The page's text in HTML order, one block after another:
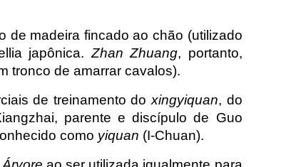
de madeira fincado ao chão (utilizado
japônica. Zhan Zhuang, portanto,
tronco de amarrar cavalos).
de treinamento do xingyiquan, do
parente e discípulo de Guo
como yiquan (I-Chuan).